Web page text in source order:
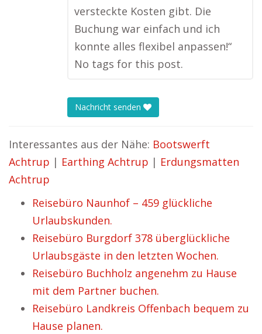
versteckte Kosten gibt. Die
Buchung war einfach und ich
konnte alles flexibel anpassen!“
No tags for this post.
Nachricht senden
Interessantes aus der Nähe: Bootswerft
Achtrup | Earthing Achtrup | Erdungsmatten
Achtrup
Reisebüro Naunhof – 459 glückliche
Urlaubskunden.
Reisebüro Burgdorf 378 überglückliche
Urlaubsgäste in den letzten Wochen.
Reisebüro Buchholz angenehm zu Hause
mit dem Partner buchen.
Reisebüro Landkreis Offenbach bequem zu
Hause planen.